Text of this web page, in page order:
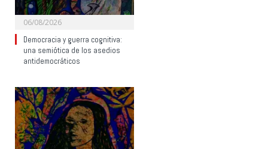
06/08/2026
Democracia y guerra cognitiva:
una semiótica de los asedios
antidemocráticos